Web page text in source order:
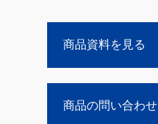
商品資料を見る
商品の問い合わせ